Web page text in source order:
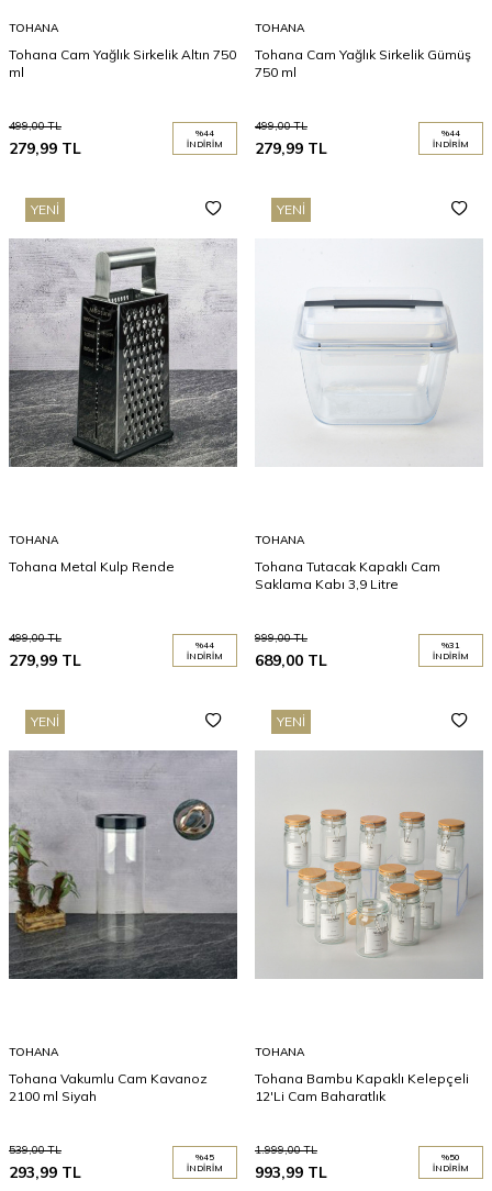
TOHANA
Tohana Cam Yağlık Sirkelik Altın 750
ml
499,00TL
279,99 TL
%44
İNDIRIM
TOHANA
Tohana Cam Yağlık Sirkelik Gümüş
750 ml
499,00TL
279,99 TL
%44
İNDIRIM
YENI
TOHANA
Tohana Metal Kulp Rende
499,00TL
279,99 TL
%44
İNDIRIM
YENI
TOHANA
Tohana Tutacak Kapaklı Cam
Saklama Kabı 3,9 Litre
999,00TL
689,00 TL
%31
İNDIRIM
YENI
TOHANA
Tohana Vakumlu Cam Kavanoz
2100 ml Siyah
539,00TL
293,99 TL
%45
İNDIRIM
YENI
TOHANA
Tohana Bambu Kapaklı Kelepçeli
12'Li Cam Baharatlık
1.999,00TL
993,99 TL
%50
İNDIRIM